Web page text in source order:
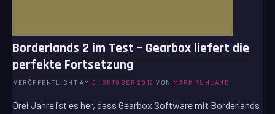
Borderlands 2 im Test – Gearbox liefert die
perfekte Fortsetzung
VERÖFFENTLICHT AM 5. OKTOBER 2012 VON MARK RUHLAND
Drei Jahre ist es her, dass Gearbox Software mit Borderlands